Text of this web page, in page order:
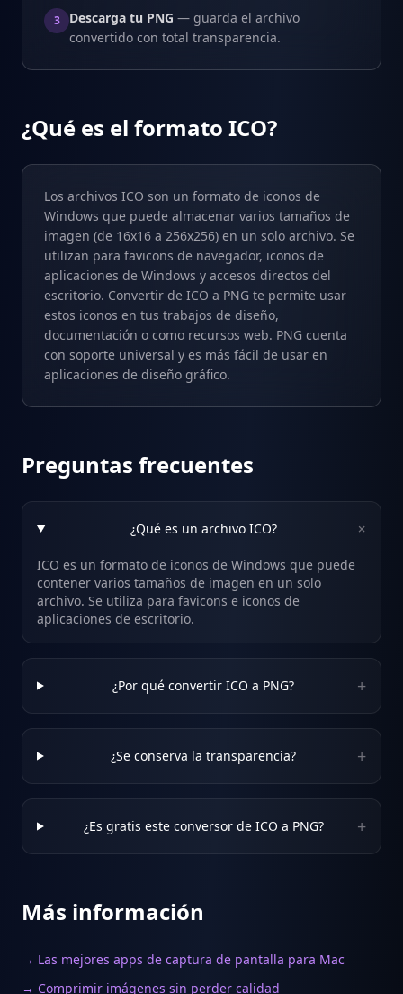
3 Descarga tu PNG — guarda el archivo
convertido con total transparencia.
¿Qué es el formato ICO?
Los archivos ICO son un formato de iconos de
Windows que puede almacenar varios tamaños de
imagen (de 16x16 a 256x256) en un solo archivo. Se
utilizan para favicons de navegador, iconos de
aplicaciones de Windows y accesos directos del
escritorio. Convertir de ICO a PNG te permite usar
estos iconos en tus trabajos de diseño,
documentación o como recursos web. PNG cuenta
con soporte universal y es más fácil de usar en
aplicaciones de diseño gráfico.
Preguntas frecuentes
¿Qué es un archivo ICO? +
ICO es un formato de iconos de Windows que puede
contener varios tamaños de imagen en un solo
archivo. Se utiliza para favicons e iconos de
aplicaciones de escritorio.
¿Por qué convertir ICO a PNG? +
¿Se conserva la transparencia? +
¿Es gratis este conversor de ICO a PNG? +
Más información
→ Las mejores apps de captura de pantalla para Mac
→ Comprimir imágenes sin perder calidad